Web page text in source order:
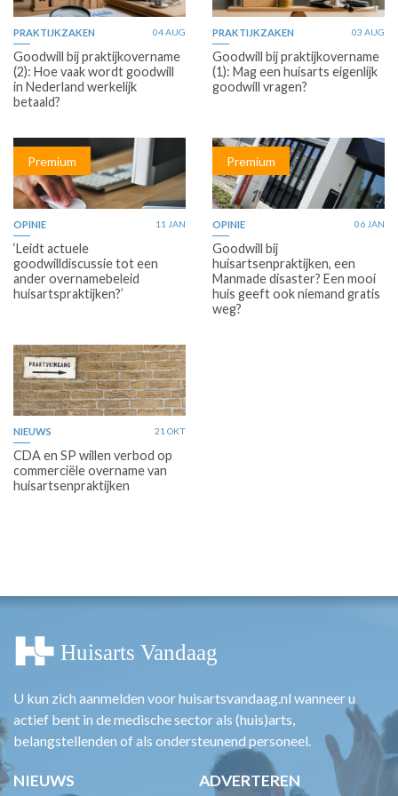
PRAKTIJKZAKEN 04 AUG
Goodwill bij praktijkovername
(2): Hoe vaak wordt goodwill
in Nederland werkelijk
betaald?
PRAKTIJKZAKEN 03 AUG
Goodwill bij praktijkovername
(1): Mag een huisarts eigenlijk
goodwill vragen?
Premium
OPINIE 11 JAN
‘Leidt actuele
goodwilldiscussie tot een
ander overnamebeleid
huisartspraktijken?’
Premium
OPINIE 06 JAN
Goodwill bij
huisartsenpraktijken, een
Manmade disaster? Een mooi
huis geeft ook niemand gratis
weg?
NIEUWS 21 OKT
CDA en SP willen verbod op
commerciële overname van
huisartsenpraktijken
U kun zich aanmelden voor huisartsvandaag.nl wanneer u
actief bent in de medische sector als (huis)arts,
belangstellenden of als ondersteunend personeel.
NIEUWS ADVERTEREN